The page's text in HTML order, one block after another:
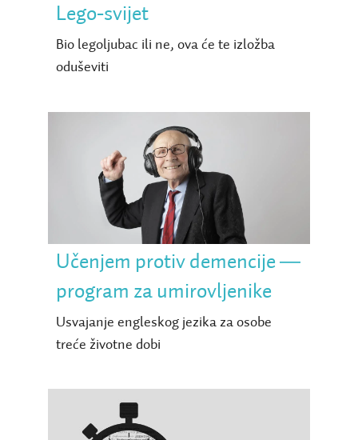
Lego-svijet
Bio legoljubac ili ne, ova će te izložba
oduševiti
Učenjem protiv demencije
― program za
umirovljenike
Učenjem protiv demencije ―
program za umirovljenike
Usvajanje engleskog jezika za osobe
treće životne dobi